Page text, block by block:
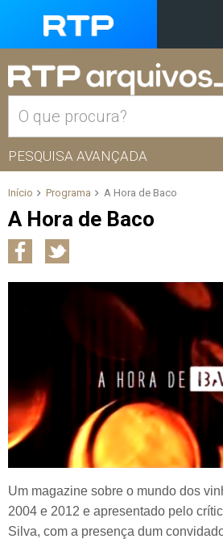
PESQUISA AVANÇADA
Início Programa A Hora de Baco
A Hora de Baco
Um magazine sobre o mundo dos
2004 e 2012 e apresentado pelo
Silva, com a presença dum